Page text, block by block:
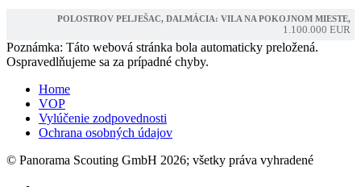
POLOSTROV PELJEŠAC, DALMÁCIA: VILA NA POKOJNOM MIESTE,
1.100.000 EUR
Poznámka: Táto webová stránka bola automaticky preložená.
Ospravedlňujeme sa za prípadné chyby.
Home
VOP
Vylúčenie zodpovednosti
Ochrana osobných údajov
© Panorama Scouting GmbH 2026; všetky práva vyhradené